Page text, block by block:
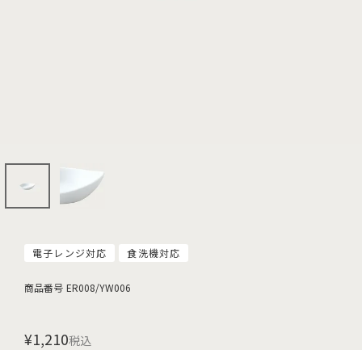
電子レンジ対応 食洗機対応
商品番号 ER008/YW006
¥1,210税込